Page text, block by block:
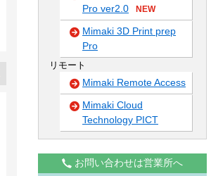
Pro ver2.0
NEW
Mimaki 3D Print prep
Pro
リモート
Mimaki Remote Access
Mimaki Cloud
Technology PICT
お問い合わせは営業所へ